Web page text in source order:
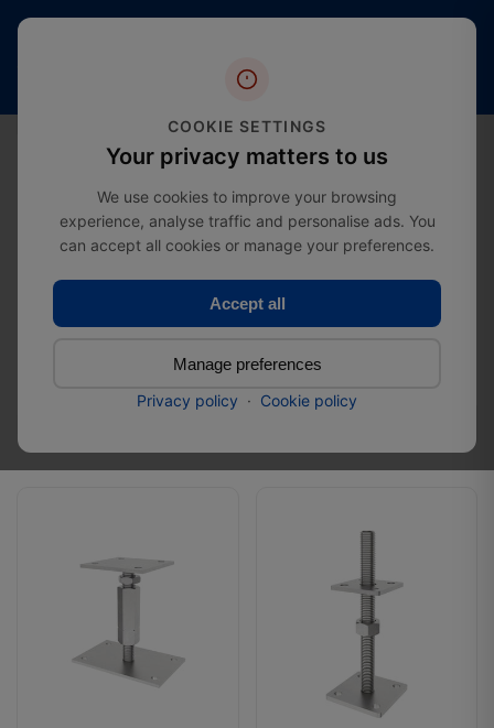
gratuita
a partire da
Home Category
Supporto per montante
regolabile
Supporto per montante
COOKIE SETTINGS
Your privacy matters to us
We use cookies to improve your browsing
experience, analyse traffic and personalise ads. You
can accept all cookies or manage your preferences.
Accept all
Manage preferences
Privacy policy · Cookie policy